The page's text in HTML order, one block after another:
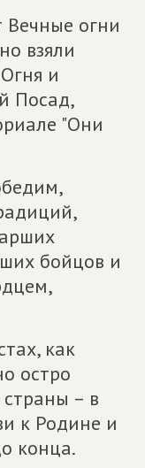
Вечные огни
взяли
и
Посад,
"Они
бойцов и
как
остро
– в
к Родине и
конца.